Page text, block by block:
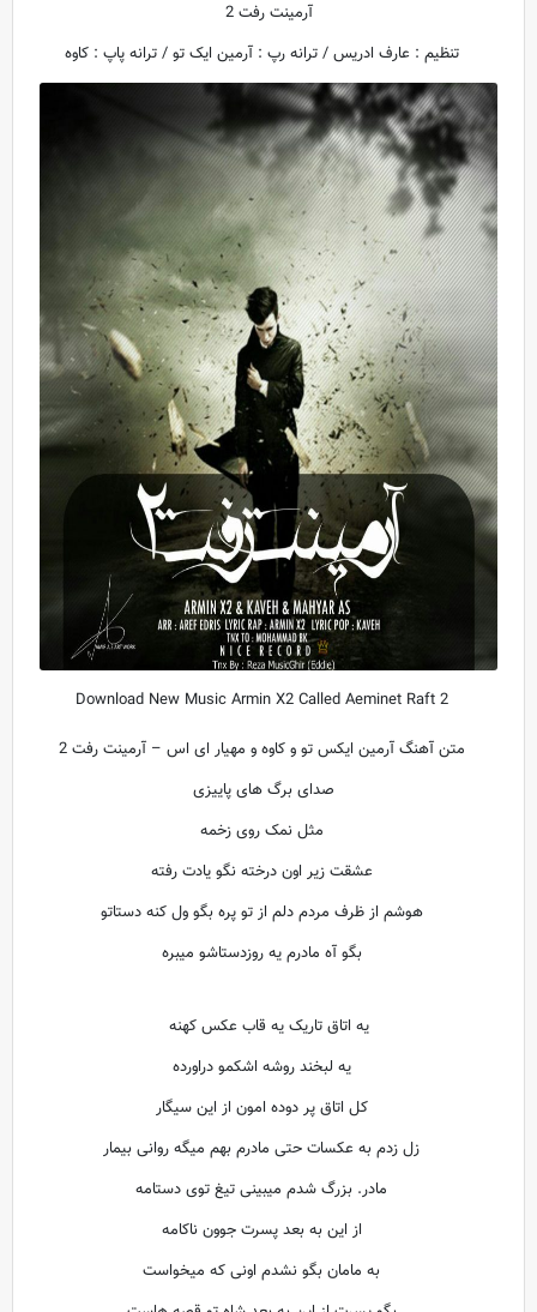
آرمینت رفت 2
تنظیم : عارف ادریس / ترانه رپ : آرمین ایک تو / ترانه پاپ : کاوه
Download New Music Armin X2 Called Aeminet Raft 2
متن آهنگ آرمین ایکس تو و کاوه و مهیار ای اس – آرمینت رفت 2
صدای برگ های پاییزی
مثل نمک روی زخمه
عشقت زیر اون درخته نگو یادت رفته
هوشم از ظرف مردم دلم از تو پره بگو ول کنه دستاتو
بگو آه مادرم یه روزدستاشو میبره
یه اتاق تاریک یه قاب عکس کهنه
یه لبخند روشه اشکمو دراورده
کل اتاق پر دوده امون از این سیگار
زل زدم به عکسات حتی مادرم بهم میگه روانی بیمار
مادر. بزرگ شدم میبینی تیغ توی دستامه
از این به بعد پسرت جوون ناکامه
به مامان بگو نشدم اونی که میخواست